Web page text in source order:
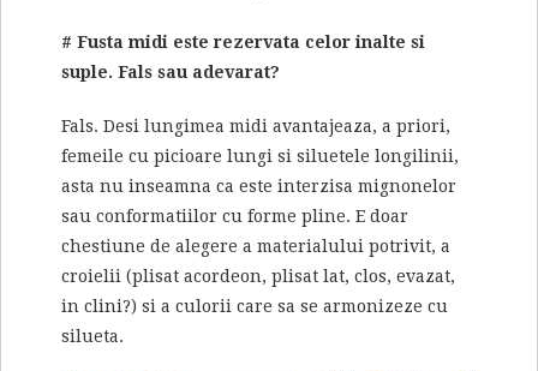
# Fusta midi este rezervata celor inalte si
suple. Fals sau adevarat?
Fals. Desi lungimea midi avantajeaza, a priori,
femeile cu picioare lungi si siluetele longilinii,
asta nu inseamna ca este interzisa mignonelor
sau conformatiilor cu forme pline. E doar
chestiune de alegere a materialului potrivit, a
croielii (plisat acordeon, plisat lat, clos, evazat,
in clini?) si a culorii care sa se armonizeze cu
silueta.